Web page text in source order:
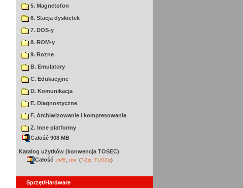
5. Magnetofon
6. Stacja dyskietek
7. DOS-y
8. ROM-y
9. Rozne
B. Emulatory
C. Edukacyjne
D. Komunikacja
E. Diagnostyczne
F. Archiwizowanie i kompresowanie
Z. Inne platformy
Całość 908 MB
Katalog użytków (konwencja TOSEC)
Całość md5 sha (7-Zip TUGZip)
Sprzęt/Hardware